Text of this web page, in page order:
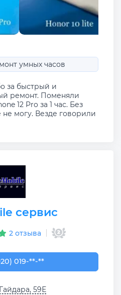
умных часов
за быстрый и
ремонт. Поменяли
12 Pro за 1 час. Без
могу. Везде говорили
сервис
2 отзыва
019-55-86
019-**-**
59Е